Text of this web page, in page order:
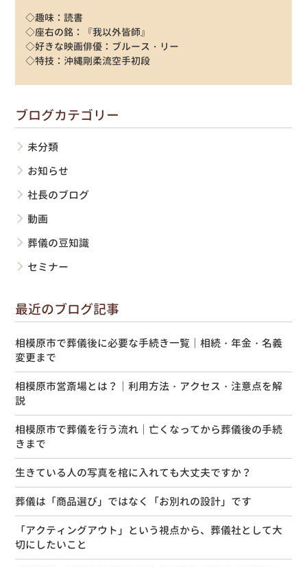
◇趣味：読書
◇座右の銘：『我以外皆師』
◇好きな映画俳優：ブルース・リー
◇特技：沖縄剛柔流空手初段
ブログカテゴリー
未分類
お知らせ
社長のブログ
動画
葬儀の豆知識
セミナー
最近のブログ記事
相模原市で葬儀後に必要な手続き一覧｜相続・年金・名義
変更まで
相模原市営斎場とは？｜利用方法・アクセス・注意点を解
説
相模原市で葬儀を行う流れ｜亡くなってから葬儀後の手続
きまで
生きている人の写真を棺に入れても大丈夫ですか？
葬儀は「商品選び」ではなく「お別れの設計」です
「アクティングアウト」という視点から、葬儀社として大
切にしたいこと